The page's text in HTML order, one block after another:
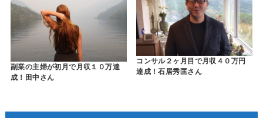
副業の主婦が初月で月収１０万達
成！田中さん
コンサル２ヶ月目で月収４０万円
達成！石居秀匡さん